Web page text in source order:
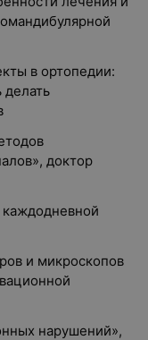
в ортопедии:
делать
доктор
и микроскопов
нарушений»,